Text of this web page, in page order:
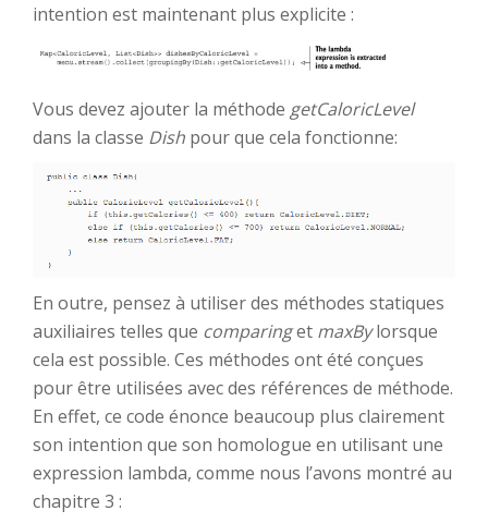
intention est maintenant plus explicite :
Vous devez ajouter la méthode getCaloricLevel
dans la classe Dish pour que cela fonctionne:
En outre, pensez à utiliser des méthodes statiques
auxiliaires telles que comparinget maxBylorsque
cela est possible. Ces méthodes ont été conçues
pour être utilisées avec des références de méthode.
En effet, ce code énonce beaucoup plus clairement
son intention que son homologue en utilisant une
expression lambda, comme nous l’avons montré au
chapitre 3 :